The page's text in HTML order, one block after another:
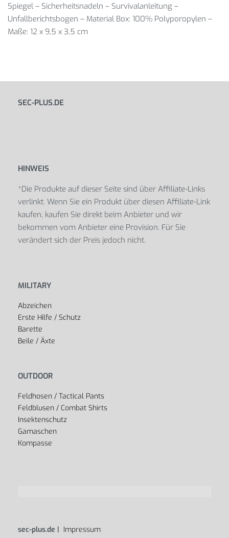
Spiegel – Sicherheitsnadeln – Survivalanleitung –
Unfallberichtsbogen – Material Box: 100% Polyporopylen –
Maße: 12 x 9,5 x 3,5 cm
SEC-PLUS.DE
HINWEIS
*Die Produkte auf dieser Seite sind über Affiliate-Links
verlinkt. Wenn Sie ein Produkt über diesen Affiliate-Link
kaufen, kaufen Sie direkt beim Anbieter und wir
bekommen vom Anbieter eine Provision. Für Sie
verändert sich der Preis jedoch nicht.
MILITARY
Abzeichen
Erste Hilfe / Schutz
Barette
Beile / Äxte
OUTDOOR
Feldhosen / Tactical Pants
Feldblusen / Combat Shirts
Insektenschutz
Gamaschen
Kompasse
sec-plus.de | Impressum